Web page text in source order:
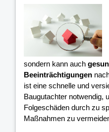
sondern kann auch
Beeinträchtigungen
ist eine schnelle und
Baugutachter notwendig,
Folgeschäden durch zu
Maßnahmen zu